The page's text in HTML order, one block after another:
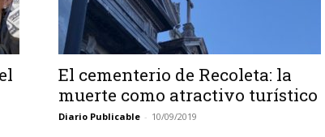
El cementerio de Recoleta: la
muerte como atractivo turístico
Diario Publicable - 10/09/2019